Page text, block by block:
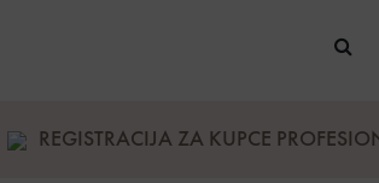
REGISTRACIJA ZA KUPCE